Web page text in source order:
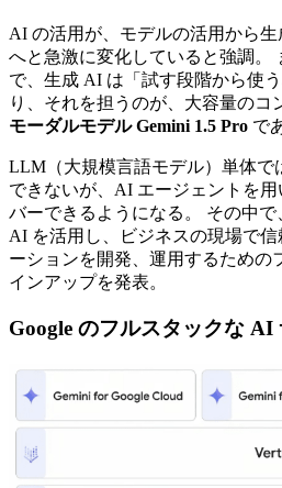
AI の活用が、モデルの活用から
へと急激に変化していると強調。
で、生成 AI は「試す段階から使
り、それを担うのが、大容量のコ
モーダルモデル Gemini 1.5 Pro で
LLM（大規模言語モデル）単体で
できないが、AI エージェントを
バーできるようになる。 その中で
AI を活用し、ビジネスの現場で
ーションを開発、運用するための
インアップを発表。
Google のフルスタックな AI